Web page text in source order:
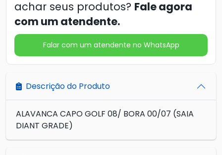
achar seus produtos? Fale agora
com um atendente.
Falar com um atendente no WhatsApp
Descrição do Produto
ALAVANCA CAPO GOLF 08/ BORA 00/07 (SAIA
DIANT GRADE)